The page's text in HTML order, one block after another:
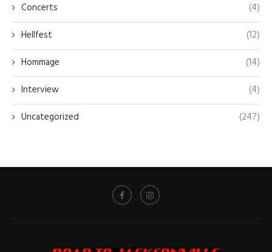
Concerts
(4)
Hellfest
(12)
Hommage
(14)
Interview
(4)
Uncategorized
(247)